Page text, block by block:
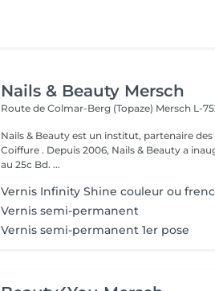
Nails & Beauty Mersch
Route de Colmar-Berg (Topaze) Mersch L-
Nails & Beauty est un institut, partenaire
Coiffure . Depuis 2006, Nails & Beauty a
au 25c Bd. ...
Vernis Infinity Shine couleur ou
Vernis semi-permanent
Vernis semi-permanent 1er pose